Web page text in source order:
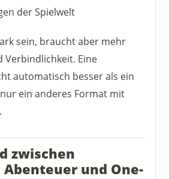
der Spielwelt
sein, braucht aber mehr
Verbindlichkeit. Eine
automatisch besser als ein
ein anderes Format mit
zwischen
Abenteuer und One-